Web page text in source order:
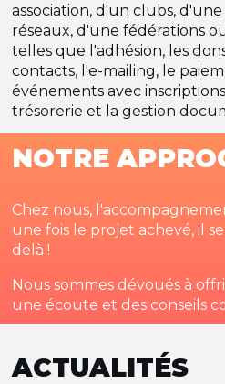
association, d'un clubs,
réseaux, d'une fédérations
telles que l'adhésion, les
contacts, l'e-mailing, le
événements avec
trésorerie et la gestion
NOTRE
Chez nous,
une fois le projet achevé, il
delà !
Nous sommes dévoués à
une écoute et des conseils
ACTUALITÉS